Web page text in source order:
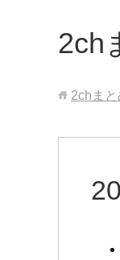
2ch
2chま